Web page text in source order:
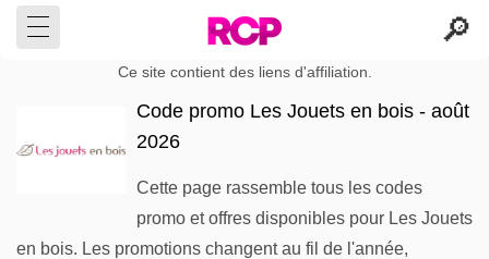
Ce site contient des liens d'affiliation.
Code promo Les Jouets en bois - août
2026
Cette page rassemble tous les codes
promo et offres disponibles pour Les Jouets
en bois. Les promotions changent au fil de l'année,